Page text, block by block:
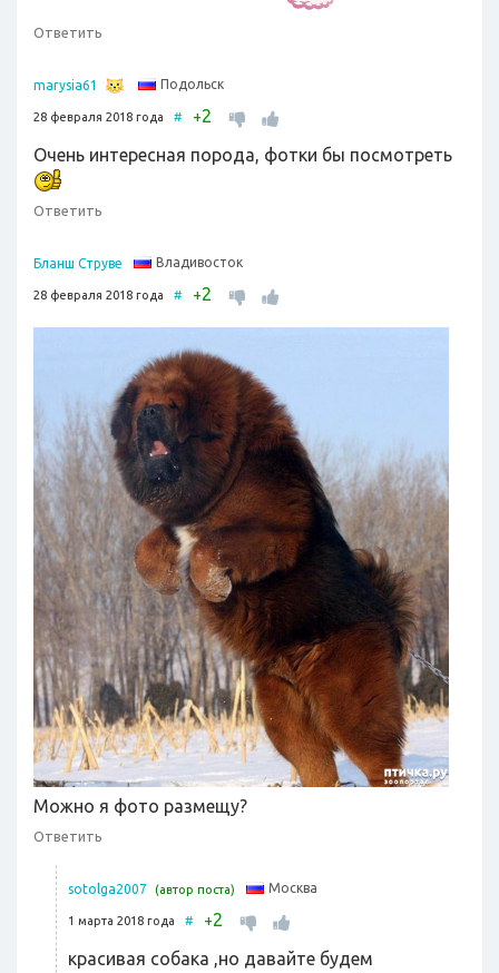
Ответить
marysia61 Подольск
28 февраля 2018 года # +2
Очень интересная порода, фотки бы посмотреть
Ответить
Бланш Струве Владивосток
28 февраля 2018 года # +2
Можно я фото размещу?
Ответить
sotolga2007 (автор поста) Москва
1 марта 2018 года # +2
красивая собака ,но давайте будем